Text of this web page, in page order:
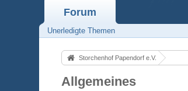
Forum
Unerledigte Themen
Storchenhof Papendorf e.V.
Allgemeines